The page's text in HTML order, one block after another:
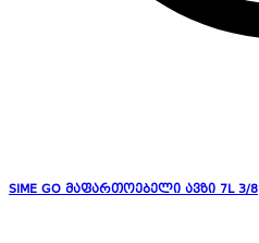
SIME GO მაფართოებელი ავზი 7L 3/8